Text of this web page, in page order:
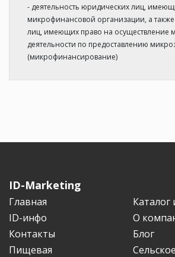
- деятельность юридических лиц,
микрофинансовой организации, а
лиц, имеющих право на осуществление
деятельности по предоставлению
(микрофинансирование)
ID-Marketing
Главная
Каталог
ID-инфо
О
Контакты
Блог
Пищевая